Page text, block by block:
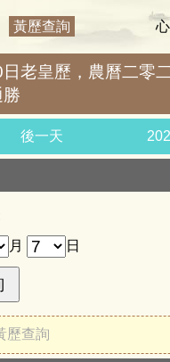
黃歷查詢
老皇歷，農曆二零
後一天
月 日
歷查詢